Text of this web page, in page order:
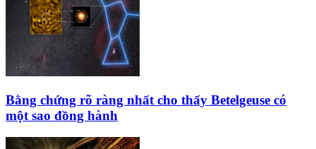
Bằng chứng rõ ràng nhất cho thấy Betelgeuse có
một sao đồng hành